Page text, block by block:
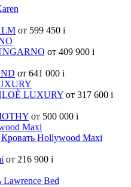
от 599 450 i
от 409 900 i
от 641 000 i
LUXURY от 317 600 i
от 500 000 i
Hollywood Maxi
от 216 900 i
Bed